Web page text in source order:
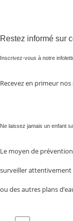
Restez informé sur
Inscrivez-vous à notre
Recevez en primeur
Ne laissez jamais un enfant
Le moyen de
surveiller
ou des autres plans